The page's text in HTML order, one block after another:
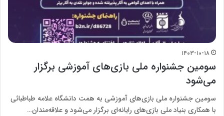
۱۴۰۳-۱۰-۱۸
سومین جشنواره ملی بازی‌های آموزشی برگزار
می‌شود
سومین جشنواره ملی بازی‌های آموزشی به همت دانشگاه علامه طباطبائی
با همکاری بنیاد ملی بازی‌های رایانه‌ای برگزار می‌شود و علاقه‌مندان…